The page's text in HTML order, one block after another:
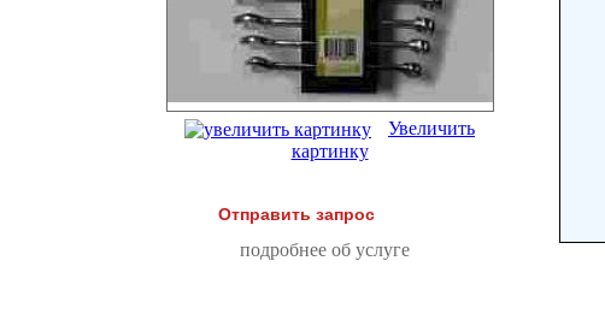
Увеличить
картинку
Отправить запрос
подробнее об услуге